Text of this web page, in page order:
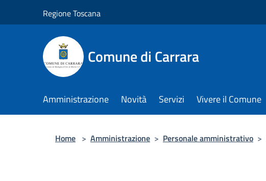
Regione Toscana
Comune di Carrara
Amministrazione Novità Servizi Vivere il Comune
Home > Amministrazione > Personale amministrativo >